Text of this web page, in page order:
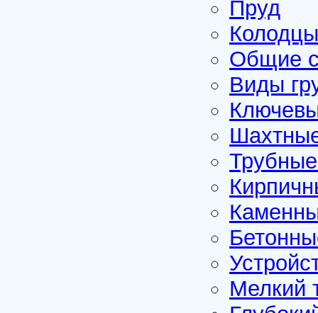
Пруд
Колодцы
Общие
Виды
Мелкий